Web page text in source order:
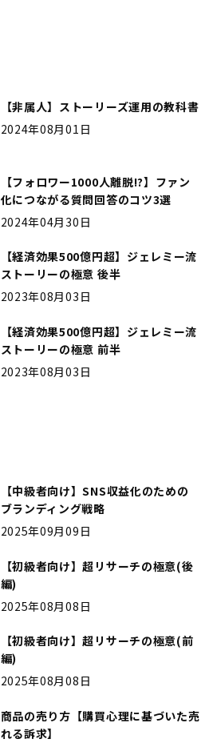
【非属人】ストーリーズ運用の教科書
2024年08月01日
【フォロワー1000人離脱!?】ファン
化につながる質問回答のコツ3選
2024年04月30日
【経済効果500億円超】ジェレミー流
ストーリーの極意 後半
2023年08月03日
【経済効果500億円超】ジェレミー流
ストーリーの極意 前半
2023年08月03日
【中級者向け】SNS収益化のための
ブランディング戦略
2025年09月09日
【初級者向け】超リサーチの極意(後
編)
2025年08月08日
【初級者向け】超リサーチの極意(前
編)
2025年08月08日
商品の売り方【購買心理に基づいた売
れる訴求】